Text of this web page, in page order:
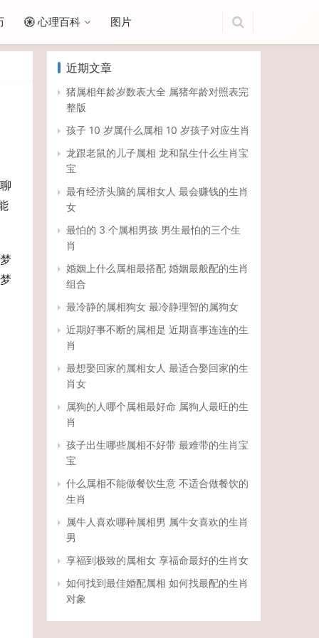
心理百科 图片
近期文章
猪属相年龄岁数表大全 属猪年龄对照表完
整版
孩子 10 岁属什么属相 10 岁孩子对应生肖
龙跟老鼠的儿子属相 龙和鼠生什么生肖宝
宝
最有经济头脑的属相女人 最会赚钱的生肖
女
最怕的 3 个属相男孩 男生最怕的三个生
肖
婚姻上什么属相最搭配 婚姻最般配的生肖
组合
最冷静的属相狗女 最冷静理智的属狗女
近期好事不断的属相是 近期喜事连连的生
肖
最想娶回家的属相女人 最适合娶回家的生
肖女
属狗的人哪个属相最好命 属狗人最旺的生
肖
孩子出生哪些属相不好带 最难带的生肖宝
宝
什么属相不能做餐饮生意 不适合做餐饮的
生肖
属牛人喜欢哪种属相男 属牛女喜欢的生肖
男
享福到极致的属相女 享福命最好的生肖女
如何找到最佳婚配属相 如何找最配的生肖
对象